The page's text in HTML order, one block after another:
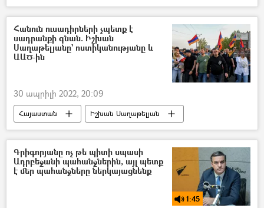
Տեսանյութեր
Ռուսաստան
Համերգ
Հայկ Բաբուխանյան
Հանուն ուսադիրների չպետք է
սադրանքի գնան. Իշխան
Սաղաթելյանը` ոստիկանությանը և
ԱԱԾ-ին
30 ապրիլի 2022, 20:09
Հայաստան
Իշխան Սաղաթելյան
ՀՀ Ոստիկանություն
ՀՀ ազգային անվտանգության ծառայություն. ԱԱԾ
Գրիգորյանը ոչ թե պիտի սպասի
Ադրբեջանի պահանջներին, այլ պետք
է մեր պահանջները ներկայացնենք
1:45